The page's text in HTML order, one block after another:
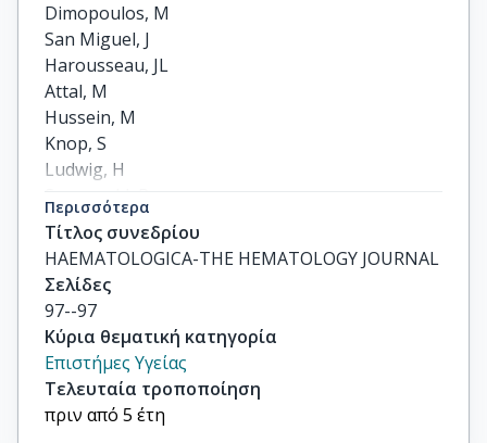
Dimopoulos, M
San Miguel, J
Harousseau, JL
Attal, M
Hussein, M
Knop, S
Ludwig, H
Sonneveld, P
von Lilienfeld-Toal, M
Περισσότερα
Τίτλος συνεδρίου
HAEMATOLOGICA-THE HEMATOLOGY JOURNAL
Σελίδες
97--97
Κύρια θεματική κατηγορία
Επιστήμες Υγείας
Τελευταία τροποποίηση
πριν από 5 έτη